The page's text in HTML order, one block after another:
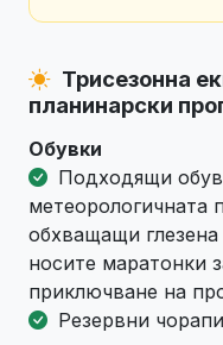
Трисезонна
планинарски
Обувки
Подходящи
метеорологичната
обхващащи
носите маратонки
приключване на
Резервни чорапи